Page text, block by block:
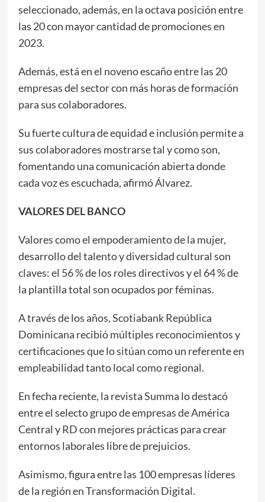
seleccionado, además, en la octava posición entre
las 20 con mayor cantidad de promociones en
2023.
Además, está en el noveno escaño entre las 20
empresas del sector con más horas de formación
para sus colaboradores.
Su fuerte cultura de equidad e inclusión permite a
sus colaboradores mostrarse tal y como son,
fomentando una comunicación abierta donde
cada voz es escuchada, afirmó Álvarez.
VALORES DEL BANCO
Valores como el empoderamiento de la mujer,
desarrollo del talento y diversidad cultural son
claves: el 56 % de los roles directivos y el 64 % de
la plantilla total son ocupados por féminas.
A través de los años, Scotiabank República
Dominicana recibió múltiples reconocimientos y
certificaciones que lo sitúan como un referente en
empleabilidad tanto local como regional.
En fecha reciente, la revista Summa lo destacó
entre el selecto grupo de empresas de América
Central y RD con mejores prácticas para crear
entornos laborales libre de prejuicios.
Asimismo, figura entre las 100 empresas líderes
de la región en Transformación Digital.